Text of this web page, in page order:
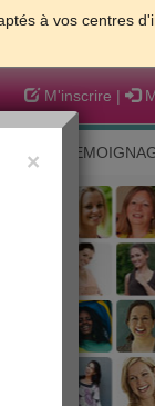
à vos centres
M'inscrire |
×